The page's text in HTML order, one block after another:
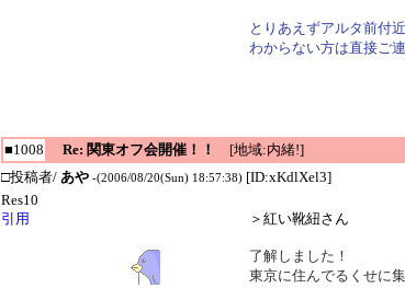
とりあえずアルタ前付
わからない方は直接ご連
■1008
Re: 関東オフ会開催！！
[地域:内緒!]
□投稿者/ あや -(2006/08/20(Sun) 18:57:38) [ID:xKdlXel3]
Res10
引用
＞紅い靴紐さん
了解しました！
東京に住んでるくせに